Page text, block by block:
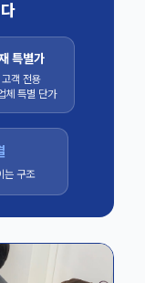
특별가
고객 전용
체 특별 단가
는 구조